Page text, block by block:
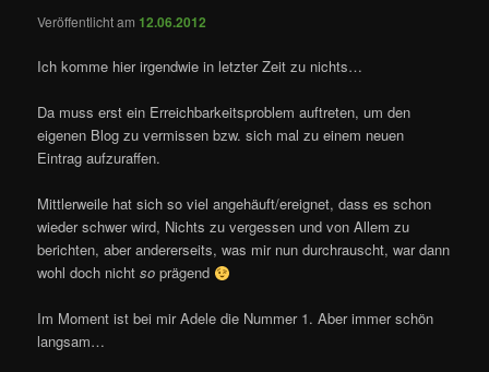
Veröffentlicht am12.06.2012
Ich komme hier irgendwie in letzter Zeit zu nichts…
Da muss erst ein Erreichbarkeitsproblem auftreten, um den
eigenen Blog zu vermissen bzw. sich mal zu einem neuen
Eintrag aufzuraffen.
Mittlerweile hat sich so viel angehäuft/ereignet, dass es schon
wieder schwer wird, Nichts zu vergessen und von Allem zu
berichten, aber andererseits, was mir nun durchrauscht, war dann
wohl doch nichtso prägend
Im Moment ist bei mir Adele die Nummer 1. Aber immer schön
langsam…